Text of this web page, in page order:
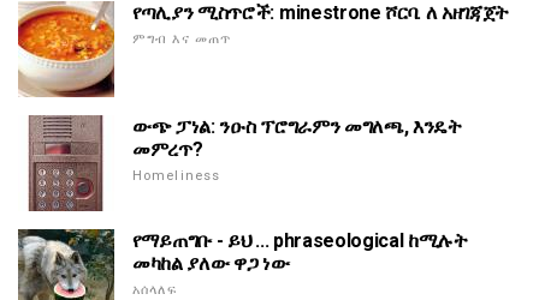
የጣሊያን ሚስጥሮች: minestrone ሾርባ. ለ አዘገጃጀት
ምግብ እና መጠጥ
ውጭ ፓነል: ንዑስ ፕሮግራምን መግለጫ, እንዴት
መምረጥ?
Homeliness
የማይጠግቡ - ይህ ... phraseological ከሚሉት
መካከል ያለው ዋጋ ነው
አሰላለፍ